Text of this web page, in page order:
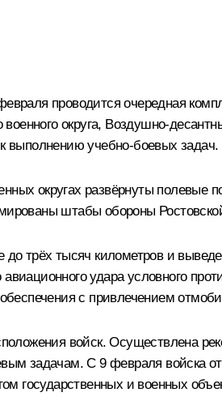
проводится очередная
округа, Воздушно-
выполнению учебно-боевых задач.
округах развёрнуты полевые
штабы обороны
трёх тысяч километров и
удара условного
с привлечением
войск. Осуществлена
задачам. С 9 февраля войска
государственных и военных